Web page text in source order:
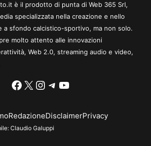
è il prodotto di punta di Web 365 Srl,
specializzata nella creazione e nello
a sfondo calcistico-sportivo, ma non solo.
molto attento alle innovazioni
Web 2.0, streaming audio e video,
Facebook
X Instagram
Telegram
YouTube
RedazioneDisclaimerPrivacy
Claudio Galuppi